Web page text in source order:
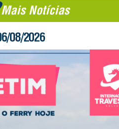
Mais Notícias
08/2026